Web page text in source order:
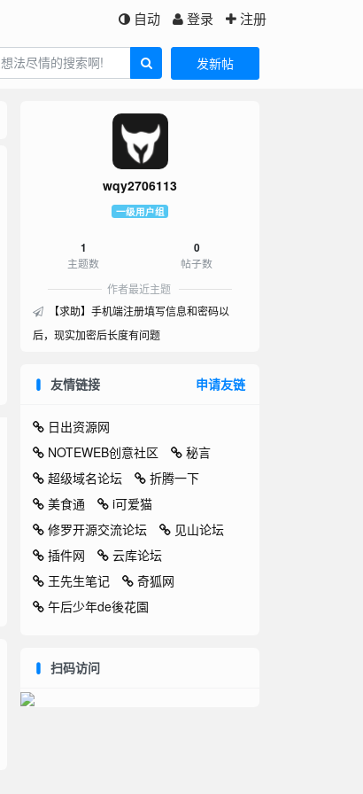
自动 登录 注册
发新帖
wqy2706113
一级用户组
1
主题数
0
帖子数
作者最近主题
【求助】手机端注册填写信息和密码以
后，现实加密后长度有问题
友情链接 申请友链
日出资源网
NOTEWEB创意社区
秘言
超级域名论坛
折腾一下
美食通
i可爱猫
修罗开源交流论坛
见山论坛
插件网
云库论坛
王先生笔记
奇狐网
午后少年de後花園
扫码访问